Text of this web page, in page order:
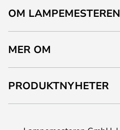
OM LAMPEMESTEREN
MER OM
PRODUKTNYHETER